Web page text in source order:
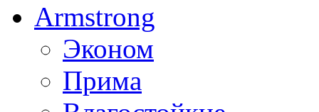
Armstrong
Эконом
Прима